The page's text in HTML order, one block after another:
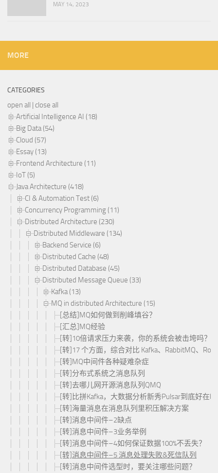
MAY 14, 2023
MORE
CATEGORIES
open all | close all
Artificial Intelligence AI (18)
Big Data (54)
Cloud (57)
Essay (13)
Frontend Architecture (11)
IoT (5)
Java Architecture (418)
CI & Automation Test (6)
Concurrency Programming (11)
Distributed Architecture (230)
Distributed Middleware (134)
Backend Service (6)
Distributed Cache (48)
Distributed Database (45)
Distributed Message Queue (33)
Kafka (13)
MQ in distributed Architecture (15)
[总结]MQ如何做到削峰填谷？
[汇总]MQ经验
[转]10倍请求压力来袭，你的系统会被击垮吗？
[转]17 个方面，综合对比 Kafka、RabbitMQ、
[转]MQ中间件各种疑难杂症
[转]分布式系统之消息队列
[转]去哪儿网开源消息队列QMQ
[转]比拼Kafka，大数据分析新秀Pulsar到底好在哪
[转]海量消息在消息队列里积压解决方案
[转]消息中间件–2缺点
[转]消息中间件–3业务举例
[转]消息中间件–4如何保证数据100%不丢失？
[转]消息中间件–5 消息处理失败&死信队列
[转]消息中间件选型时，要关注哪些问题？